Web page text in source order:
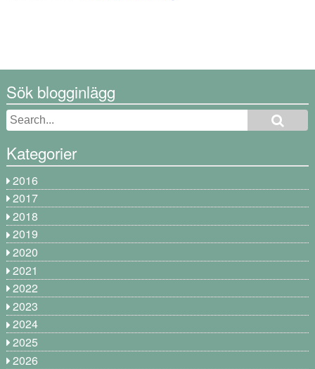
Sök blogginlägg
Kategorier
2016
2017
2018
2019
2020
2021
2022
2023
2024
2025
2026